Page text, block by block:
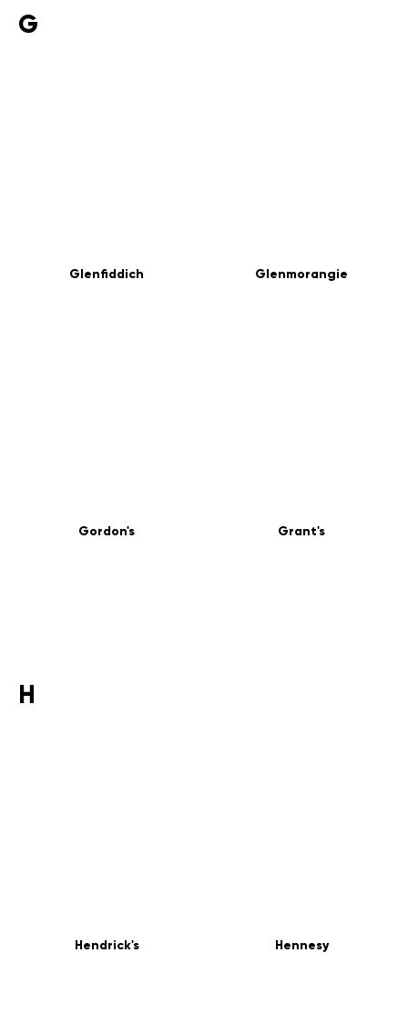
G
Glenfiddich Glenmorangie
Gordon's Grant's
H
Hendrick's Hennesy